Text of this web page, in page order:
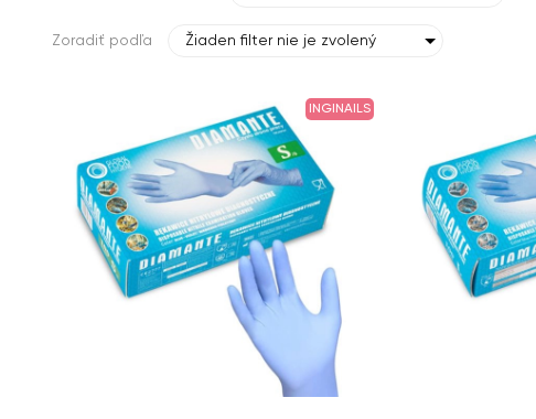
Zoradiť podľa Žiaden filter nie je zvolený
INGINAILS